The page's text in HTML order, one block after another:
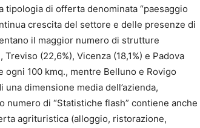
di offerta denominata “paesaggio
crescita del settore e delle presenze di
il maggior numero di strutture
(22,6%), Vicenza (18,1%) e Padova
100 kmq., mentre Belluno e Rovigo
dimensione media dell’azienda,
numero di “Statistiche flash” contiene anche
agrituristica (alloggio, ristorazione,